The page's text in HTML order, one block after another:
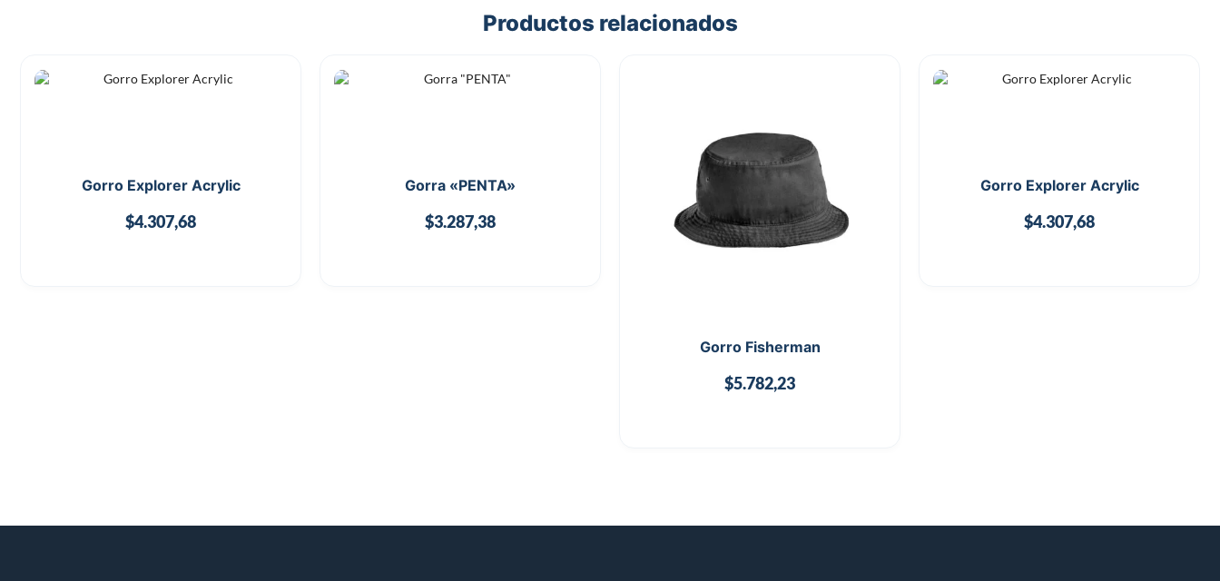
Productos relacionados
Gorro Explorer Acrylic
$4.307,68
Gorra «PENTA»
$3.287,38
Gorro Fisherman
$5.782,23
Gorro Explorer Acrylic
$4.307,68